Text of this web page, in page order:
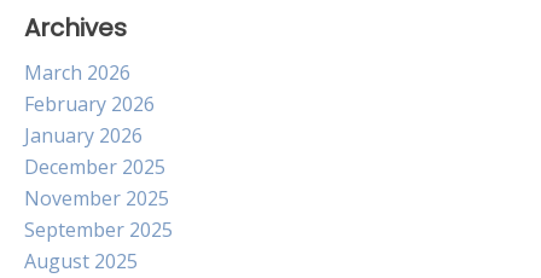
Archives
March 2026
February 2026
January 2026
December 2025
November 2025
September 2025
August 2025